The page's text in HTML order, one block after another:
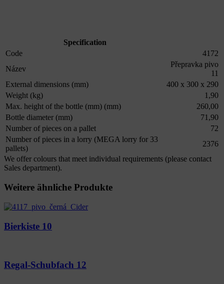
Specification
Code
4172
Název
Přepravka pivo
11
External dimensions (mm)
400 x 300 x 290
Weight (kg)
1,90
Max. height of the bottle (mm) (mm)
260,00
Bottle diameter (mm)
71,90
Number of pieces on a pallet
72
Number of pieces in a lorry (MEGA lorry for 33
pallets)
2376
We offer colours that meet individual requirements (please contact
Sales department).
Weitere ähnliche Produkte
Bierkiste 10
Regal-Schubfach 12